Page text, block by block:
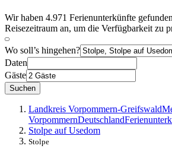
Wir haben 4.971 Ferienunterkünfte
Reisezeitraum an, um die Verfügbarkeit zu
Wo soll’s hingehen?
Daten
Gäste
Suchen
Landkreis Vorpommern-Greifswald
VorpommernDeutschland
Stolpe auf Usedom
Stolpe